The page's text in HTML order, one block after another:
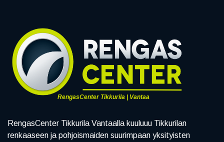
RengasCenter Tikkurila | Vantaa
RengasCenter Tikkurila Vantaalla kuuluuu Tikkurilan
renkaaseen ja pohjoismaiden suurimpaan yksityisten